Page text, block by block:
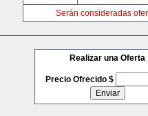
Serán consideradas
Realizar una Oferta
Precio Ofrecido $